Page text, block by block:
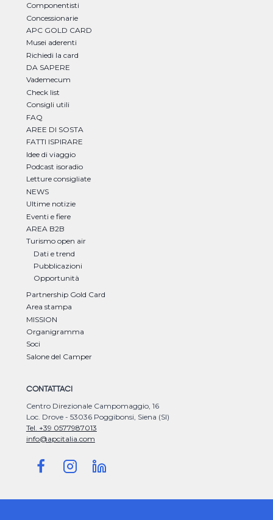
Componentisti
Concessionarie
APC GOLD CARD
Musei aderenti
Richiedi la card
DA SAPERE
Vademecum
Check list
Consigli utili
FAQ
AREE DI SOSTA
FATTI ISPIRARE
Idee di viaggio
Podcast isoradio
Letture consigliate
NEWS
Ultime notizie
Eventi e fiere
AREA B2B
Turismo open air
Dati e trend
Pubblicazioni
Opportunità
Partnership Gold Card
Area stampa
MISSION
Organigramma
Soci
Salone del Camper
CONTATTACI
Centro Direzionale Campomaggio, 16
Loc. Drove - 53036 Poggibonsi, Siena (SI)
Tel. +39 0577987013
info@apcitalia.com